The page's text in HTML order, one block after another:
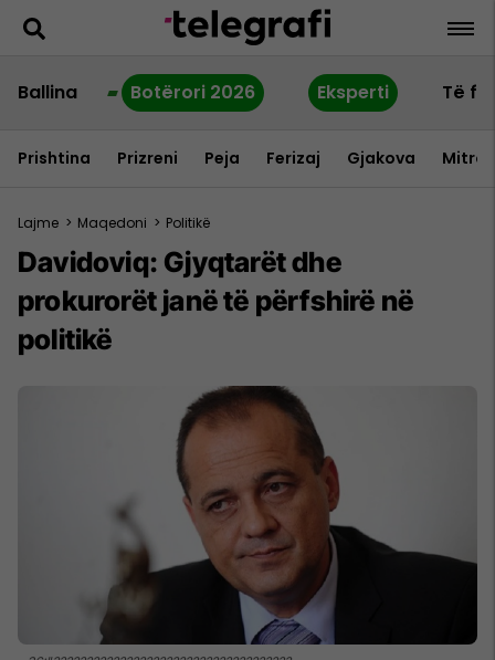
Ballina Botërori 2026 Eksperti Të
Prishtina Prizreni Peja Ferizaj Gjakova
Lajme > Maqedoni > Politikë
Davidoviq: Gjyqtarët dhe
prokurorët janë të përfshirë në
politikë